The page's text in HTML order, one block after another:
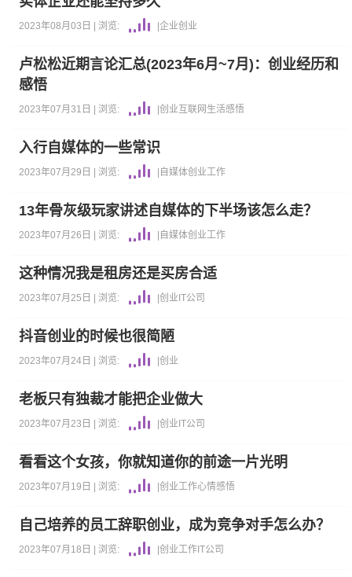
2023年08月03日 | 浏览: |企业创业
卢松松近期言论汇总(2023年6月~7月)：创业经历和
感悟
2023年07月31日 | 浏览: |创业互联网 生活感悟
入行自媒体的一些常识
2023年07月29日 | 浏览: 自媒体创业工作
13年骨灰级玩家讲述自媒体的下半场该怎么走？
2023年07月26日 | 浏览: 自媒体创业工作
这种情况我是租房还是买房合适
2023年07月25日 | 浏览: |创业 IT公司
抖音创业的时候也很简陋
2023年07月24日 | 浏览: |创业
老板只有独裁才能把企业做大
2023年07月23日 | 浏览: |创业 IT公司
看看这个女孩，你就知道你的前途一片光明
2023年07月19日 | 浏览: |创业工作心情感悟
自己培养的员工辞职创业，成为竞争对手怎么办？
2023年07月18日 | 浏览: |创业工作 IT公司